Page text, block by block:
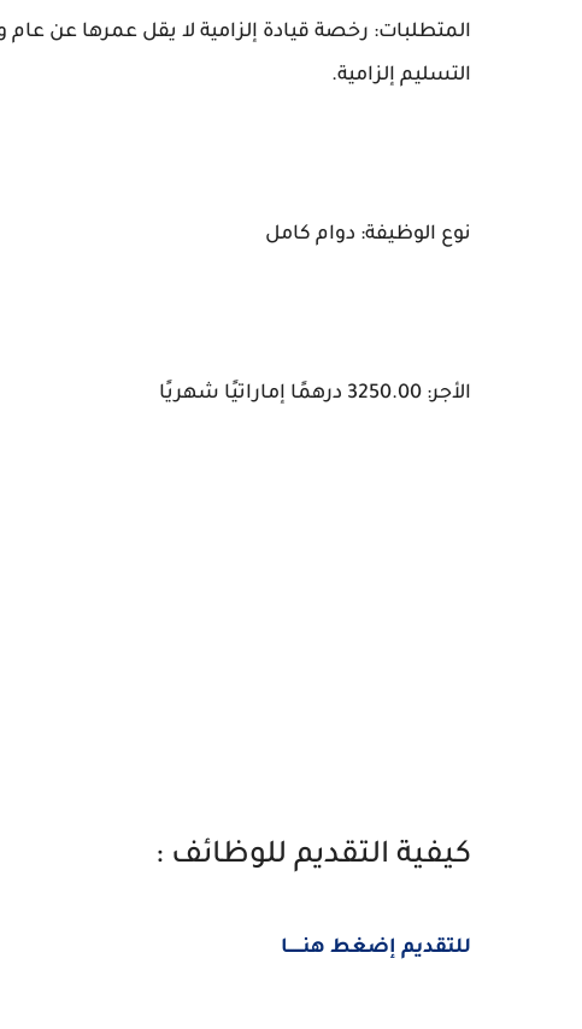
المتطلبات: رخصة قيادة إلزامية لا يقل عمرها عن عام
التسليم إلزامية.
نوع الوظيفة: دوام كامل
الأجر: 3250.00 درهمًا إماراتيًا شهريًا
كيفية التقديم للوظائف :
للتقديم إضغط هنــــــا